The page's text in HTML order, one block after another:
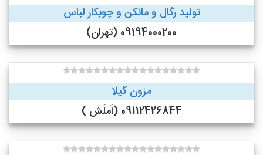
تولید رگال و مانکن و چوبکار لباس
09194000200 (تهران)
مزون گیلا
09112426844 (اَملَش )